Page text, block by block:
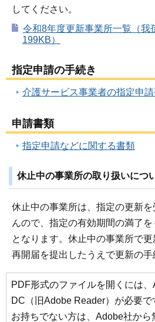
してください。
令和8年度更新事業所一覧（我
199KB）
指定申請の手続き
介護サービス事業者の指定申請
申請書類
指定申請などに関する書類
休止中の事業所の取り扱いにつ
休止中の事業所は、指定の更新
んので、指定の有効期間の満了
となります。休止中の事業所で更
再開届を提出したうえで更新の手
PDF形式のファイルを開くには
DC（旧Adobe Reader）が必要で
お持ちでない方は、Adobe社か